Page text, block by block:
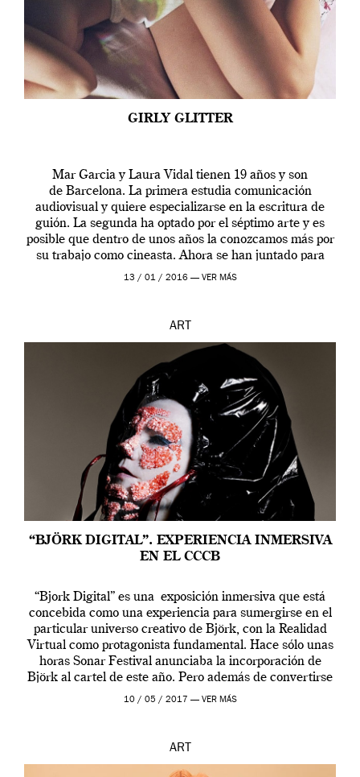
GIRLY GLITTER
Mar Garcia y Laura Vidal tienen 19 años y son
de Barcelona. La primera estudia comunicación
audiovisual y quiere especializarse en la escritura de
guión. La segunda ha optado por el séptimo arte y es
posible que dentro de unos años la conozcamos más por
su trabajo como cineasta. Ahora se han juntado para
contarnos una […]
13 / 01 / 2016 — VER MÁS
ART
“BJÖRK DIGITAL”. EXPERIENCIA INMERSIVA
EN EL CCCB
“Bjork Digital” es una exposición inmersiva que está
concebida como una experiencia para sumergirse en el
particular universo creativo de Björk, con la Realidad
Virtual como protagonista fundamental. Hace sólo unas
horas Sonar Festival anunciaba la incorporación de
Björk al cartel de este año. Pero además de convertirse
en una de las actuaciones más relevantes […]
10 / 05 / 2017 — VER MÁS
ART